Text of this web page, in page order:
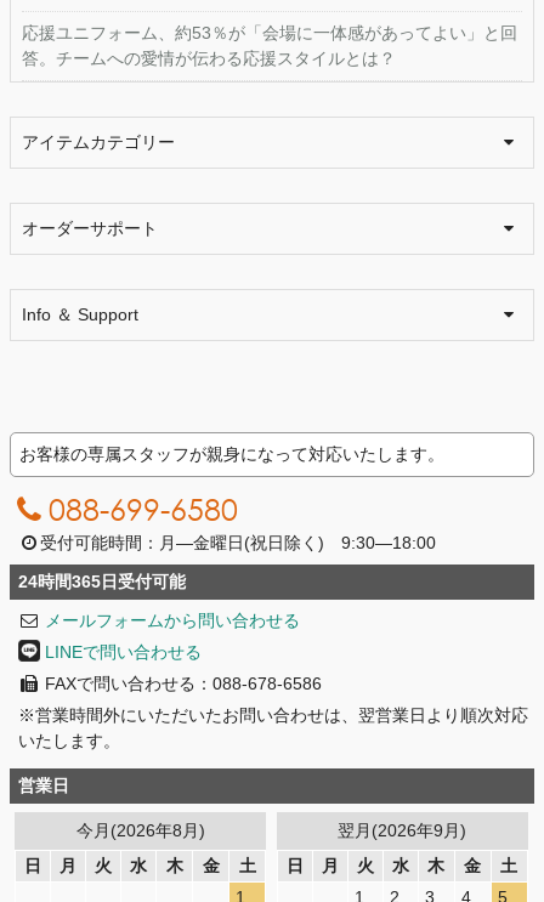
応援ユニフォーム、約53％が「会場に一体感があってよい」と回
答。チームへの愛情が伝わる応援スタイルとは？
アイテムカテゴリー
オーダーサポート
Info ＆ Support
お客様の専属スタッフが親身になって対応いたします。
088-699-6580
受付可能時間：月―金曜日(祝日除く) 9:30―18:00
24時間365日受付可能
メールフォームから問い合わせる
LINEで問い合わせる
FAXで問い合わせる：088-678-6586
※営業時間外にいただいたお問い合わせは、翌営業日より順次対応
いたします。
営業日
今月(2026年8月)
日
月 火 水 木 金
土
1
翌月(2026年9月)
日
月 火 水 木 金
土
1
2 3 4 5